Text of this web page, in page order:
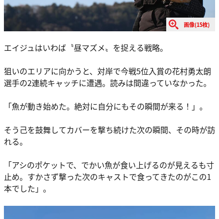
画像(15枚)
エイジュはいわば〝昼マズメ〟を捉える戦略。
狙いのエリアに向かうと、対岸で今戦5位入賞の花村勇太朗
選手の2連続キャッチに遭遇。読みは間違っていなかった。
「魚が動き始めた。絶対に自分にもその瞬間が来る！」。
そう己を鼓舞してカバーを撃ち続けた次の瞬間、その時が訪
れる。
「アシのポケットで、でかい魚が食い上げるのが見えるも寸
止め。すかさず撃った次のキャストで食ってきたのがこの1
本でした」。